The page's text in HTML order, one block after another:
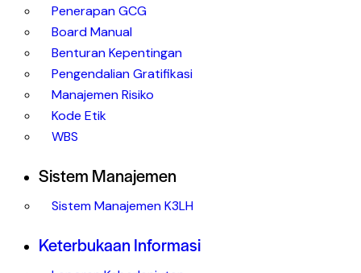
Penerapan GCG
Board Manual
Benturan Kepentingan
Pengendalian Gratifikasi
Manajemen Risiko
Kode Etik
WBS
Sistem Manajemen
Sistem Manajemen K3LH
Keterbukaan Informasi